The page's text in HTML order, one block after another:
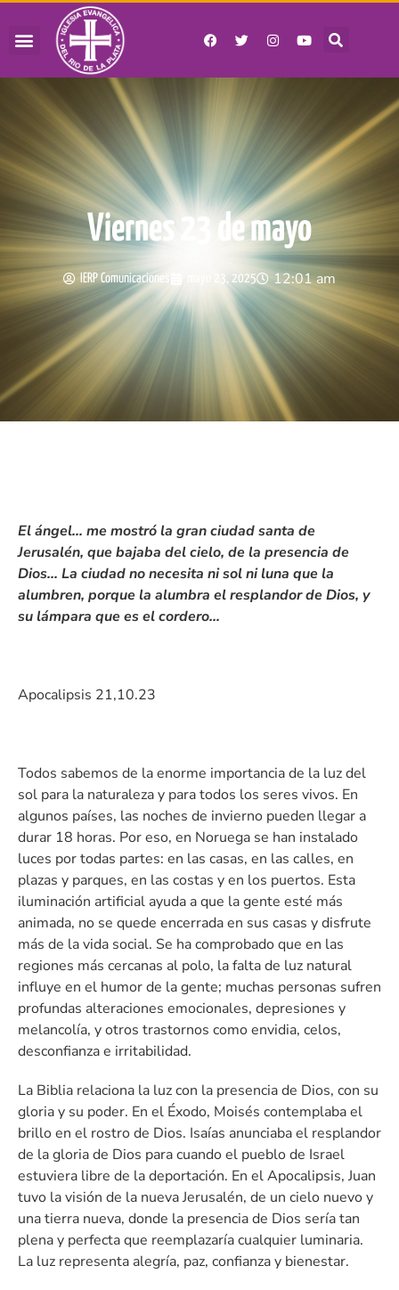
Viernes 23 de mayo
IERP Comunicaciones mayo 23, 2025 12:01 am
El ángel… me mostró la gran ciudad santa de
Jerusalén, que bajaba del cielo, de la presencia de
Dios… La ciudad no necesita ni sol ni luna que la
alumbren, porque la alumbra el resplandor de Dios, y
su lámpara que es el cordero…
Apocalipsis 21,10.23
Todos sabemos de la enorme importancia de la luz del
sol para la naturaleza y para todos los seres vivos. En
algunos países, las noches de invierno pueden llegar a
durar 18 horas. Por eso, en Noruega se han instalado
luces por todas partes: en las casas, en las calles, en
plazas y parques, en las costas y en los puertos. Esta
iluminación artificial ayuda a que la gente esté más
animada, no se quede encerrada en sus casas y disfrute
más de la vida social. Se ha comprobado que en las
regiones más cercanas al polo, la falta de luz natural
influye en el humor de la gente; muchas personas sufren
profundas alteraciones emocionales, depresiones y
melancolía, y otros trastornos como envidia, celos,
desconfianza e irritabilidad.
La Biblia relaciona la luz con la presencia de Dios, con su
gloria y su poder. En el Éxodo, Moisés contemplaba el
brillo en el rostro de Dios. Isaías anunciaba el resplandor
de la gloria de Dios para cuando el pueblo de Israel
estuviera libre de la deportación. En el Apocalipsis, Juan
tuvo la visión de la nueva Jerusalén, de un cielo nuevo y
una tierra nueva, donde la presencia de Dios sería tan
plena y perfecta que reemplazaría cualquier luminaria.
La luz representa alegría, paz, confianza y bienestar.